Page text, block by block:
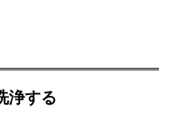
浄する